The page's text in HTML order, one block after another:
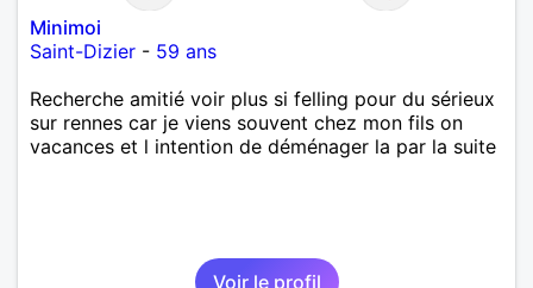
Minimoi
Saint-Dizier - 59 ans
Recherche amitié voir plus si felling pour du sérieux
sur rennes car je viens souvent chez mon fils on
vacances et l intention de déménager la par la suite
Voir le profil